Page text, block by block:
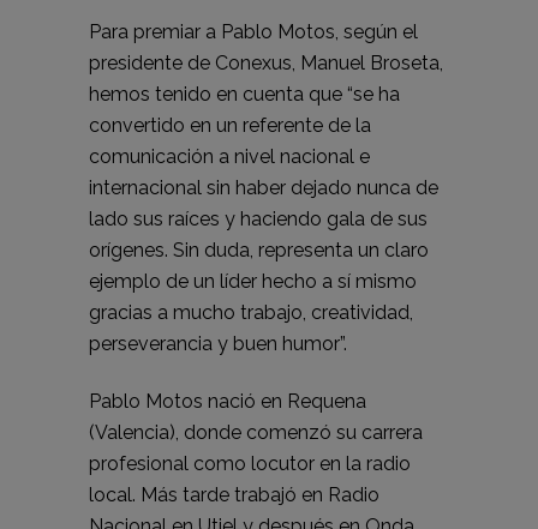
Para premiar a Pablo Motos, según el
presidente de Conexus, Manuel Broseta,
hemos tenido en cuenta que “se ha
convertido en un referente de la
comunicación a nivel nacional e
internacional sin haber dejado nunca de
lado sus raíces y haciendo gala de sus
orígenes. Sin duda, representa un claro
ejemplo de un líder hecho a sí mismo
gracias a mucho trabajo, creatividad,
perseverancia y buen humor”.
Pablo Motos nació en Requena
(Valencia), donde comenzó su carrera
profesional como locutor en la radio
local. Más tarde trabajó en Radio